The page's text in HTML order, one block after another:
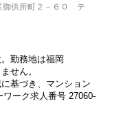
御供所町２－６０ テ
勤務地は福岡
せん。
基づき、マンション
ーク求人番号 27060-